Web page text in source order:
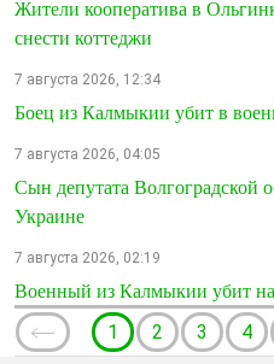
Жители кооператива в
снести коттеджи
7 августа 2026, 12:34
Боец из Калмыкии убит в
7 августа 2026, 04:05
Сын депутата Волгоградской
Украине
7 августа 2026, 02:19
Военный из Калмыкии убит
1 2 3 4